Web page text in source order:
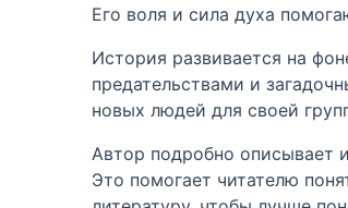
Его воля и сила духа
История развивается на
предательствами и
новых людей для своей
Автор подробно описывает
Это помогает читателю